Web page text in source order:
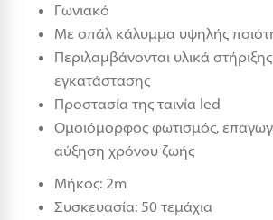
Γωνιακό
Με οπάλ κάλυμμα υψηλής
Περιλαμβάνονται υλικά
εγκατάστασης
Προστασία της ταινία led
Ομοιόμορφος φωτισμός,
αύξηση χρόνου ζωής
Μήκος: 2m
Συσκευασία: 50 τεμάχια